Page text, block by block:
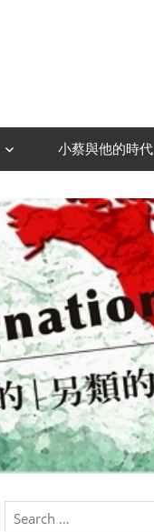
小蔡與他的時代